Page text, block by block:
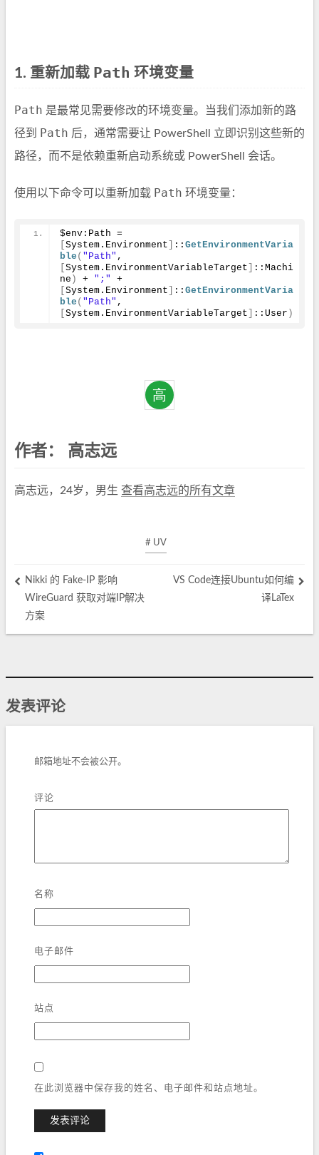
1. 重新加载 Path 环境变量
Path 是最常见需要修改的环境变量。当我们添加新的路
径到 Path 后，通常需要让 PowerShell 立即识别这些新的
路径，而不是依赖重新启动系统或 PowerShell 会话。
使用以下命令可以重新加载 Path 环境变量：
System.Environment :: GetEnvironmentVaria
ble ( "Path"
System.EnvironmentVariableTarget
::Machi
ne ) + ";"
System.Environment :: GetEnvironmentVaria
ble ( "Path"
System.EnvironmentVariableTarget ::User )
作者： 高志远
高志远，24岁，男生 查看高志远的所有文章
# UV
Nikki 的 Fake-IP 影响
WireGuard 获取对端IP解决
方案
VS Code连接Ubuntu如何编
译LaTex
发表评论
邮箱地址不会被公开。
评论
名称
电子邮件
站点
在此浏览器中保存我的姓名、电子邮件和站点地址。